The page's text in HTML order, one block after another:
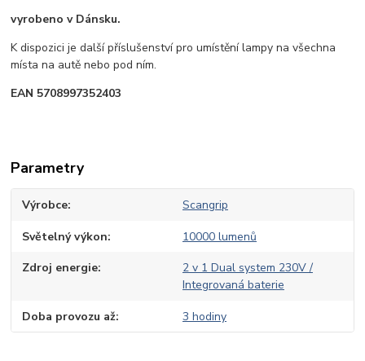
vyrobeno v Dánsku.
K dispozici je další příslušenství pro umístění lampy na všechna
místa na autě nebo pod ním.
EAN 5708997352403
Parametry
Výrobce Scangrip
Světelný výkon 10000 lumenů
Zdroj energie
2 v 1 Dual system 230V /
Integrovaná baterie
Doba provozu až 3 hodiny